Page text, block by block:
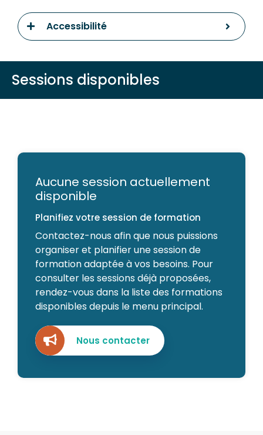
Accessibilité
Sessions disponibles
Aucune session actuellement
disponible
Planifiez votre session de formation
Contactez-nous afin que nous puissions
organiser et planifier une session de
formation adaptée à vos besoins. Pour
consulter les sessions déjà proposées,
rendez-vous dans la liste des formations
disponibles depuis le menu principal.
Nous contacter